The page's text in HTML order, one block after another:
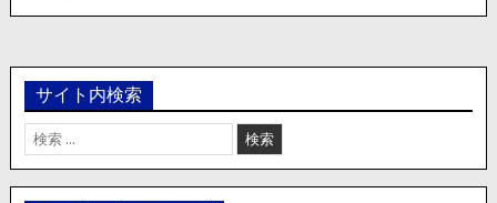
サイト内検索
検
索: